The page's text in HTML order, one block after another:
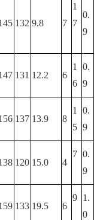
132 9.8 7
1
7
0.
9
131 12.2 6
1
6
0.
9
137 13.9 8
1
5
0.
9
120 15.0 4
7 0.
9
133 19.5 6
9 1.
0